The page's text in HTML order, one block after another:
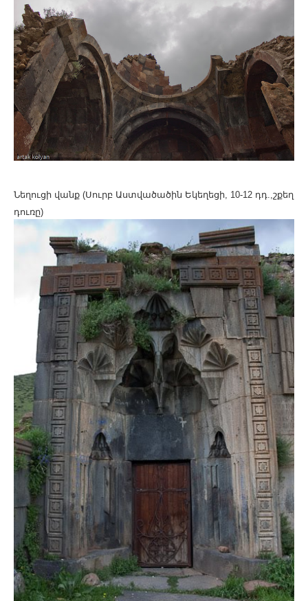
Նեղուցի վանք (Սուրբ Աստվածածին Եկեղեցի, 10-12 դդ.,շքեղ
դուռը)